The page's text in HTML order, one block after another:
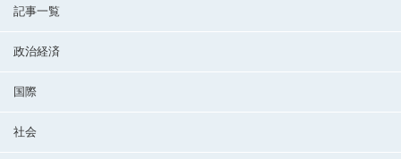
記事一覧
政治経済
国際
社会